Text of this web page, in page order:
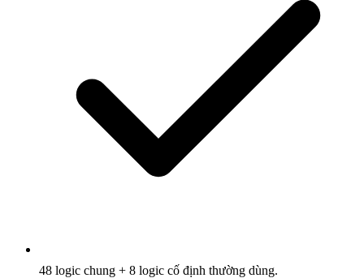
48 logic chung + 8 logic cố định thường dùng.